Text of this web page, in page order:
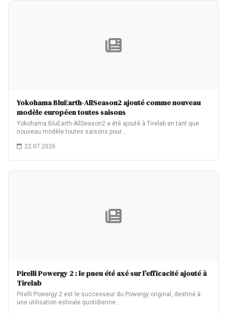
Yokohama BluEarth-AllSeason2 ajouté comme nouveau
modèle européen toutes saisons
Yokohama BluEarth-AllSeason2 a été ajouté à Tirelab en tant que
nouveau modèle toutes saisons pour…
22.07.2026
Pirelli Powergy 2 : le pneu été axé sur l'efficacité ajouté à
Tirelab
Pirelli Powergy 2 est le successeur du Powergy original, destiné à
une utilisation estivale quotidienne…